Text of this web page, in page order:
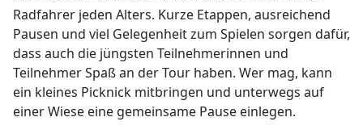
Radfahrer jeden Alters. Kurze Etappen, ausreichend
Pausen und viel Gelegenheit zum Spielen sorgen dafür,
dass auch die jüngsten Teilnehmerinnen und
Teilnehmer Spaß an der Tour haben. Wer mag, kann
ein kleines Picknick mitbringen und unterwegs auf
einer Wiese eine gemeinsame Pause einlegen.